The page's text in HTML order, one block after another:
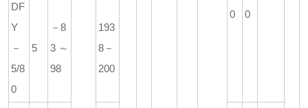
0
0
DF
Y
－
5/8
0
5
－8
3～
98
193
8－
200